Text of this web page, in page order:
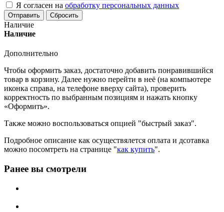
Я согласен на обработку персональных данных
Сбросить
Наличие
Наличие
Дополнительно
Чтобы оформить заказ, достаточно добавить понравившийся
товар в корзину. Далее нужно перейти в неё (на компьютере
иконка справа, на телефоне вверху сайта), проверить
корректность по выбранным позициям и нажать кнопку
«Оформить».
Также можно воспользоваться опцией "быстрый заказ".
Подробное описание как осуществялется оплата и дсотавка
можно посомтреть на странице "как купить".
Ранее вы смотрели